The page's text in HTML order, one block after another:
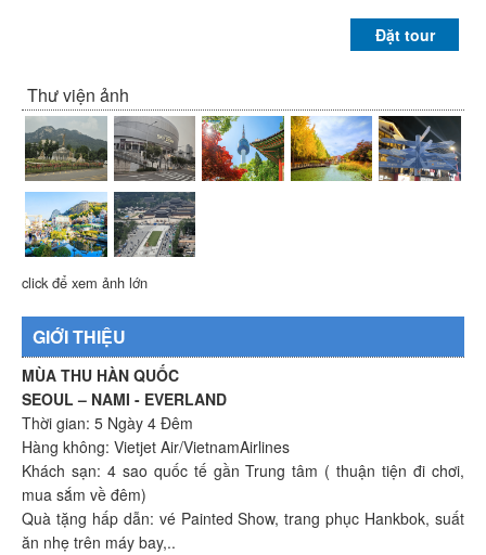
Đặt tour
Thư viện ảnh
click để xem ảnh lớn
GIỚI THIỆU
MÙA THU HÀN QUỐC
SEOUL – NAMI - EVERLAND
Thời gian: 5 Ngày 4 Đêm
Hàng không: Vietjet Air/VietnamAirlines
Khách sạn: 4 sao quốc tế gần Trung tâm ( thuận tiện đi chơi,
mua sắm về đêm)
Quà tặng hấp dẫn: vé Painted Show, trang phục Hankbok, suất
ăn nhẹ trên máy bay,..